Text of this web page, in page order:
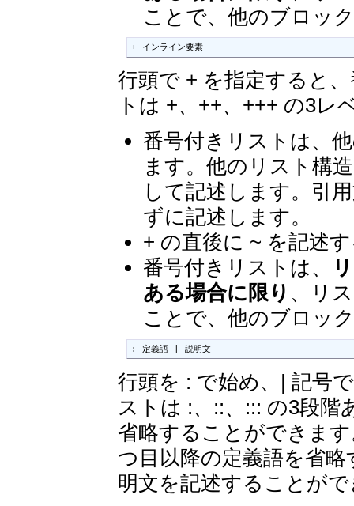
ことで、他のブロッ
+ インライン要素
行頭で + を指定すると
トは +、++、+++ の3レ
番号付きリストは、
ます。他のリスト構
して記述します。引
ずに記述します。
+ の直後に ~ を記述
番号付きリストは、
ある場合に限り 、リ
ことで、他のブロッ
: 定義語 | 説明文
行頭を : で始め、| 記号
ストは :、::、::: の3段階
省略することができま
つ目以降の定義語を省
明文を記述することが